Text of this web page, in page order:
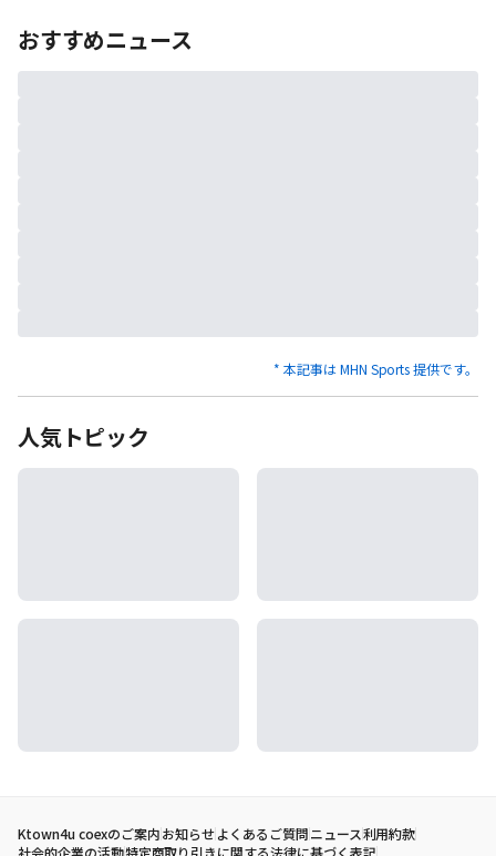
おすすめニュース
* 本記事は MHN Sports 提供です。
人気トピック
Ktown4u coexのご案内お知らせよくあるご質問ニュース利用約款